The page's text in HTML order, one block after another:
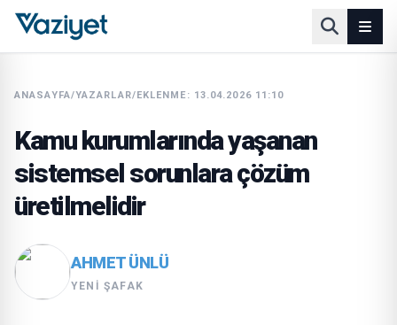
ANASAYFA/YAZARLAR/EKLENME: 13.04.2026 11:10
Kamu kurumlarında yaşanan
sistemsel sorunlara çözüm
üretilmelidir
AHMET ÜNLÜ
YENI ŞAFAK